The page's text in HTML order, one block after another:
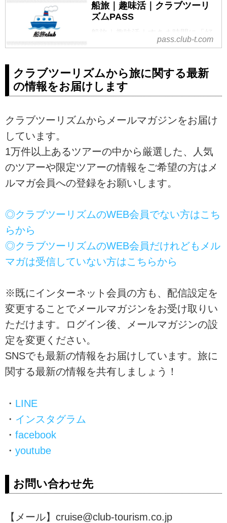
船旅｜趣味活｜クラブツーリ
ズムPASS
き」をみつけるいつでも見放題の
る深まる大人のサークル、オンラ
インイベントもあります｜定額制
で旅はもっとお得に楽しめる。ク
サービス。au PAYでお支払いいた
だけます。
pass.club-t.com
クラブツーリズムから旅に関する最新
の情報をお届けします
クラブツーリズムからメールマガジンをお届け
しています。
1万件以上あるツアーの中から厳選した、人気
のツアーや限定ツアーの情報をご希望の方はメ
ルマガ会員への登録をお願いします。
◎クラブツーリズムのWEB会員でない方はこち
らから
◎クラブツーリズムのWEB会員だけれどもメル
マガは受信していない方はこちらから
※既にインターネット会員の方も、配信設定を
変更することでメールマガジンをお受け取りい
ただけます。ログイン後、メールマガジンの設
定を変更ください。
SNSでも最新の情報をお届けしています。旅に
関する最新の情報を共有しましょう！
・ LINE
・ インスタグラム
・ facebook
・ youtube
お問い合わせ先
【メール】cruise@club-tourism.co.jp